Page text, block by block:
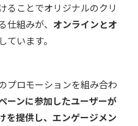
ることでオリジナルのクリ
組みが、 オンラインとオ
ています。
プロモーションを組み合わ
ーンに参加したユーザーが
を提供し、エンゲージメン